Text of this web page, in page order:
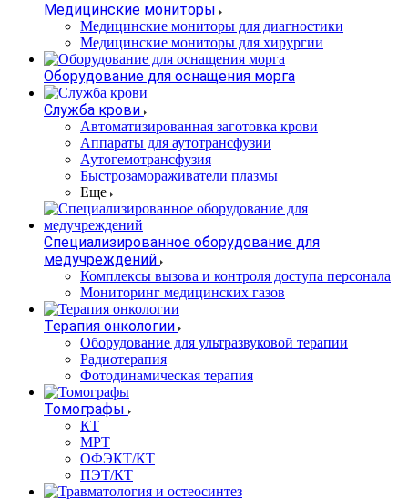
Медицинские мониторы
Медицинские мониторы для диагностики
Медицинские мониторы для хирургии
Оборудование для оснащения морга
Служба крови
Автоматизированная заготовка крови
Аппараты для аутотрансфузии
Аутогемотрансфузия
Быстрозамораживатели плазмы
Еще
Специализированное оборудование для
медучреждений
Комплексы вызова и контроля доступа персонала
Мониторинг медицинских газов
Терапия онкологии
Оборудование для ультразвуковой терапии
Радиотерапия
Фотодинамическая терапия
Томографы
КТ
МРТ
ОФЭКТ/КТ
ПЭТ/КТ